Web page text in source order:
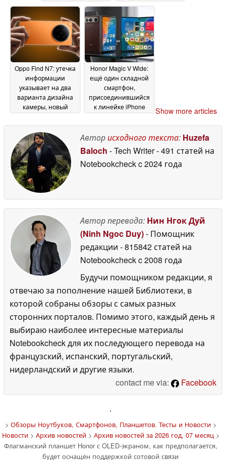
15 July 2026
Oppo Find N7: утечка
информации
указывает на два
варианта дизайна
камеры, новый
2026
Honor Magic V Wide:
ещё один складной
смартфон,
присоединившийся
к линейке iPhone
аккумулятором07 July
Show more articles
Авторисходного текста: Huzefa
Baloch - Tech Writer- 491 статей на
Notebookcheckc 2024 года
Автор перевода: Нин Нгок Дуй
(Ninh Ngoc Duy)- Помощник
редакции - 815842 статей на
Notebookcheckc 2008 года
Будучи помощником редакции, я
отвечаю за пополнение нашей Библиотеки, в
которой собраны обзоры с самых разных
сторонних порталов. Помимо этого, каждый день я
выбираю наиболее интересные материалы
Notebookcheck для их последующего перевода на
французский, испанский, португальский,
нидерландский и другие языки.
contact me via:
Facebook
'
> Обзоры Ноутбуков, Смартфонов, Планшетов. Тесты и Новости>
Новости> Архив новостей> Архив новостей за 2026 год, 07 месяц>
Флагманский планшет Honor с OLED-экраном, как предполагается,
будет оснащён поддержкой сотовой связи